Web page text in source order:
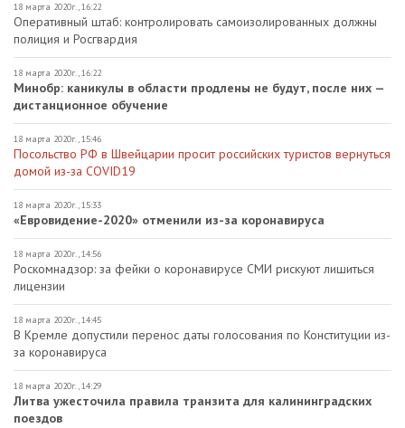
18 марта 2020г., 16:22
Оперативный штаб: контролировать самоизолированных должны
полиция и Росгвардия
18 марта 2020г., 16:22
Минобр: каникулы в области продлены не будут, после них —
дистанционное обучение
18 марта 2020г., 15:46
Посольство РФ в Швейцарии просит российских туристов вернуться
домой из-за COVID19
18 марта 2020г., 15:33
«Евровидение-2020» отменили из-за коронавируса
18 марта 2020г., 14:56
Роскомнадзор: за фейки о коронавирусе СМИ рискуют лишиться
лицензии
18 марта 2020г., 14:45
В Кремле допустили перенос даты голосования по Конституции из-
за коронавируса
18 марта 2020г., 14:29
Литва ужесточила правила транзита для калининградских
поездов